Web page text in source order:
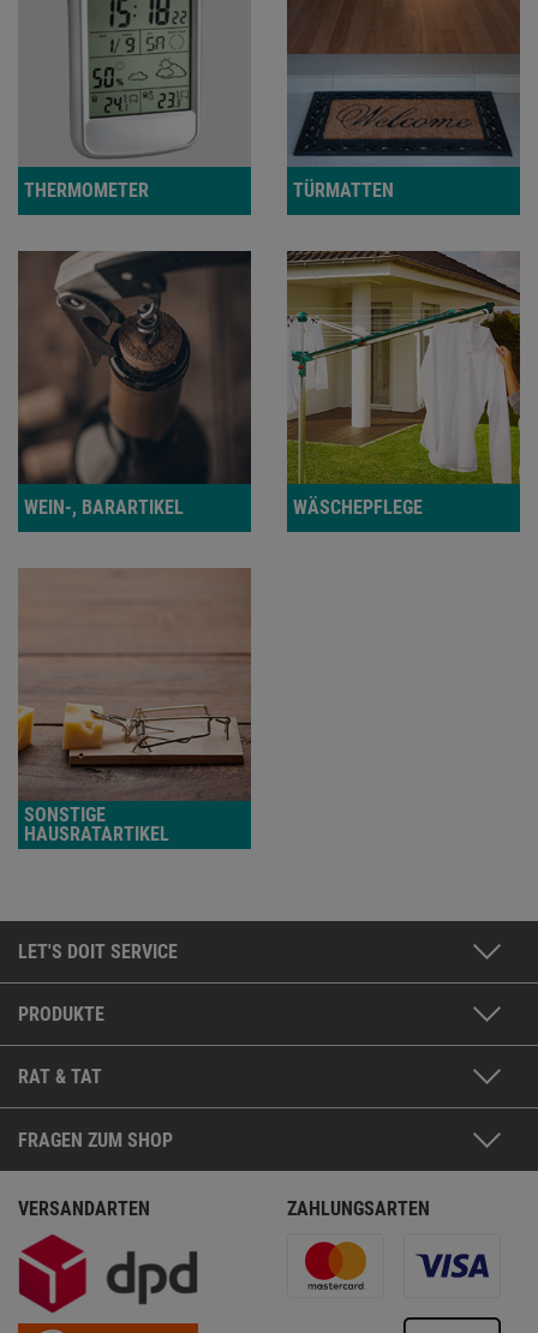
THERMOMETER TÜRMATTEN
WEIN-, BARARTIKEL WÄSCHEPFLEGE
SONSTIGE
HAUSRATARTIKEL
LET'S DOIT SERVICE
PRODUKTE
RAT & TAT
FRAGEN ZUM SHOP
VERSANDARTEN ZAHLUNGSARTEN